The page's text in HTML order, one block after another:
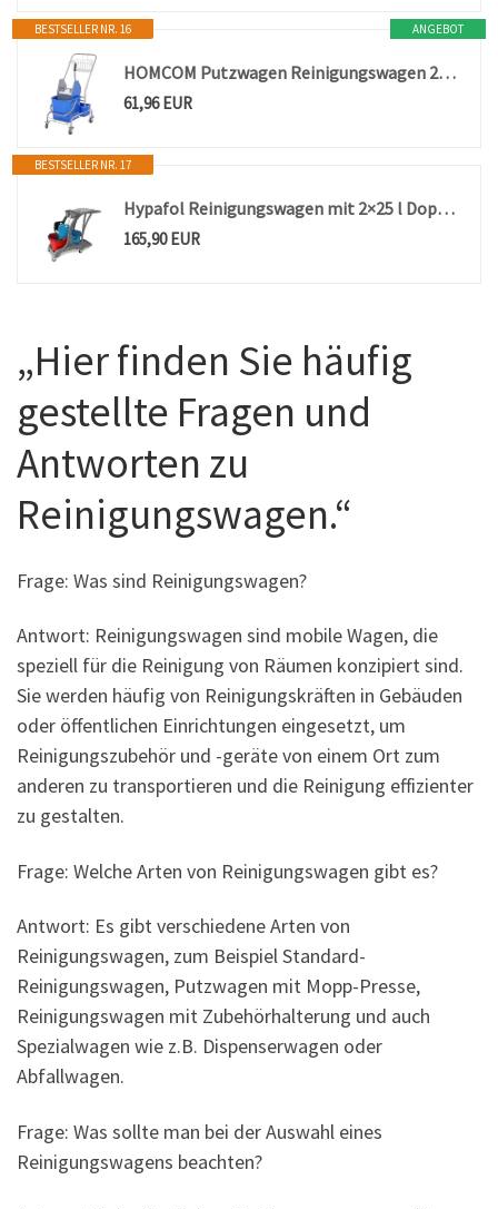
ANGEBOT
BESTSELLER NR. 16
HOMCOM Putzwagen Reinigungswagen 25 Liter mit Wringer 4 Rollen Blau
61,96 EUR
BESTSELLER NR. 17
Hypafol Reinigungswagen mit 2×25 l Doppelfahreimer | inkl. Moppresse, Zubehörbehälter & Abfallmodul | ideal für Gebäudereinigung, Hotels, Gastronomie, Großküchen, Büros oder medizinische Einrichtungen
165,90 EUR
„Hier finden Sie häufig
gestellte Fragen und
Antworten zu
Reinigungswagen.“
Frage: Was sind Reinigungswagen?
Antwort: Reinigungswagen sind mobile Wagen, die
speziell für die Reinigung von Räumen konzipiert sind.
Sie werden häufig von Reinigungskräften in Gebäuden
oder öffentlichen Einrichtungen eingesetzt, um
Reinigungszubehör und -geräte von einem Ort zum
anderen zu transportieren und die Reinigung effizienter
zu gestalten.
Frage: Welche Arten von Reinigungswagen gibt es?
Antwort: Es gibt verschiedene Arten von
Reinigungswagen, zum Beispiel Standard-
Reinigungswagen, Putzwagen mit Mopp-Presse,
Reinigungswagen mit Zubehörhalterung und auch
Spezialwagen wie z.B. Dispenserwagen oder
Abfallwagen.
Frage: Was sollte man bei der Auswahl eines
Reinigungswagens beachten?